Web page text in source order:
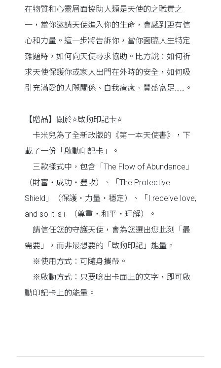
在物質和心靈層面協助人類是天使的之職責之
一，當你邀請天使進入你的生命，會感到更有信
心和力量。這一步將告訴你，當你面臨人生特定
難題時，如何向天使尋求協助。比方說：如何祈
求天使保護你或家人出門在外時的安全，如何吸
引充滿愛的人際關係、自我療癒、豐盛富足……。
【贈品】關於⭐啟動印記卡⭐
卡米兒為了全新改版的《第一本天使書》，下
載了一份「啟動印記卡」。
三款樣式中，包含「The Flow of Abundance」
（財富‧成功‧豐收）、「The Protective
Shield」（保護‧力量‧穩定）、「I receive love,
and so it is」（尊重‧和平‧理解）。
請信任您的守護天使，會為您選出您此刻「最
需要」，而非最想要的「啟動印記」能量。
※使用方式：可隨身攜帶。
※啟動方式：只要唸出卡面上的文字，即可啟
動印記卡上的能量。